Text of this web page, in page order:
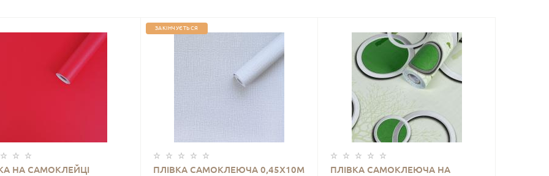
НА САМОКЛЕЙЦІ
ЗАКІНЧУЄТЬСЯ
ПЛІВКА САМОКЛЕЮЧА 0,45Х10М
ПЛІВКА САМОКЛЕЮЧА НА